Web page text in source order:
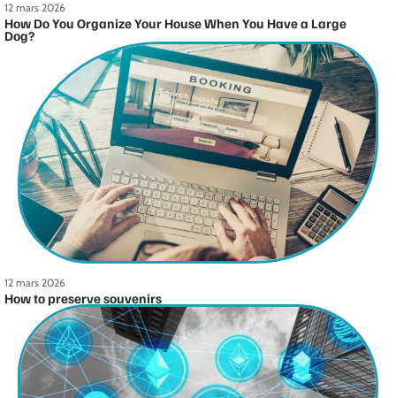
12 mars 2026
How Do You Organize Your House When You Have a Large
Dog?
12 mars 2026
How to preserve souvenirs